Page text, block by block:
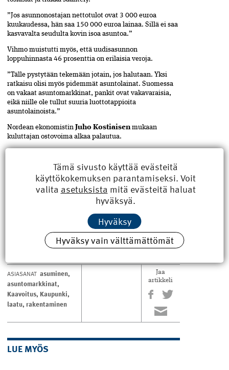
”Jos asunnonostajan nettotulot ovat 3 000 euroa
kuukaudessa, hän saa 150 000 euroa lainaa. Sillä ei saa
kasvavalta seudulta kovin isoa asuntoa.”
Vihmo muistutti myös, että uudisasunnon
loppuhinnasta 46 prosenttia on erilaisia veroja.
”Tälle pystytään tekemään jotain, jos halutaan. Yksi
ratkaisu olisi myös pidemmät asuntolainat. Suomessa
on vakaat asuntomarkkinat, pankit ovat vakavaraisia,
eikä niille ole tullut suuria luottotappioita
asuntolainoista.”
Nordean ekonomistin Juho Kostiaisen­ mukaan
kuluttajan ostovoima alkaa palautua.
RT:n Vihmo arvioi, että asuntojen ylitarjonta kääntyy
lähivuosina asunto­pulaksi.
”Rakennuslupien määrä on nyt 1990-luvun
lamavuosien tasolla. Niukkuudesta tulee pian
Teksti ja kuvat Antti Pulkkinen
ASIASANAT asuminen,
asuntomarkkinat,
Kaavoitus, Kaupunki,
laatu, rakentaminen
Jaa
artikkeli
LUE MYÖS
Tämä sivusto käyttää evästeitä
käyttökokemuksen parantamiseksi. Voit
valita asetuksista mitä evästeitä haluat
hyväksyä.
Hyväksy
Hyväksy vain välttämättömät